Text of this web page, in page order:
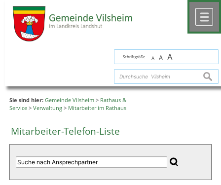
Schriftgröße A A A
Sie sind hier: Gemeinde Vilsheim > Rathaus &
Service > Verwaltung > Mitarbeiter im Rathaus
Mitarbeiter-Telefon-Liste